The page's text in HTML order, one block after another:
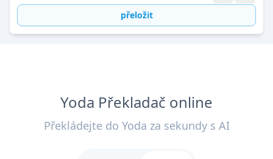
přeložit
Yoda Překladač online
Překládejte do Yoda za sekundy s AI